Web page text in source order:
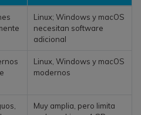
Linux; Windows y macOS
necesitan software
adicional
Linux, Windows y macOS
modernos
Muy amplia, pero limita